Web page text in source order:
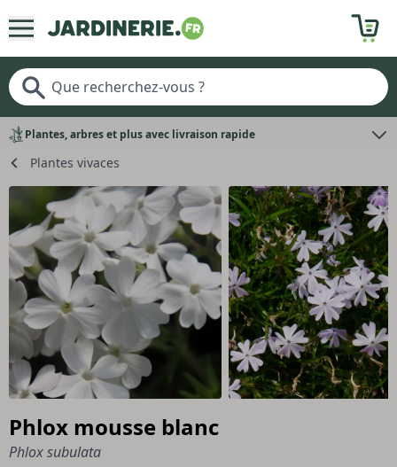
Plantes, arbres et plus avec livraison rapide
Plantes vivaces
Phlox mousse blanc
Phlox subulata